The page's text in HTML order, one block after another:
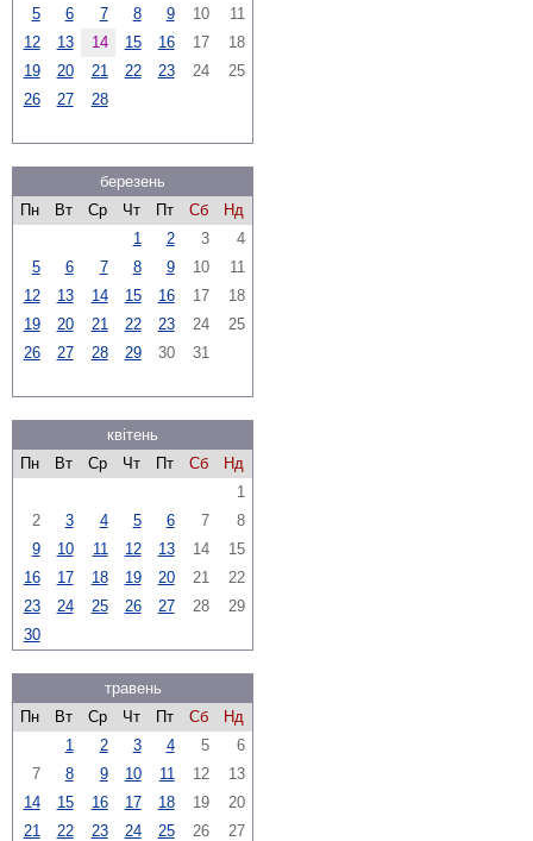
5
6 7 8 9 10
11
12
13 14 15 16 17
18
19
20 21 22 23 24
25
26
27 28
березень
Пн
Вт Ср Чт Пт Сб
Нд
1
2 3
4
5
6 7 8 9 10
11
12
13 14 15 16 17
18
19
20 21 22 23 24
25
26
27 28 29 30 31
квітень
Пн
Вт Ср Чт Пт Сб
Нд
1
2
3 4 5 6 7
8
9
10 11 12 13 14
15
16
17 18 19 20 21
22
23
24 25 26 27 28
29
30
травень
Пн
Вт Ср Чт Пт Сб
Нд
1
2 3 4 5
6
7
8 9 10 11 12
13
14
15 16 17 18 19
20
21
22 23 24 25 26
27